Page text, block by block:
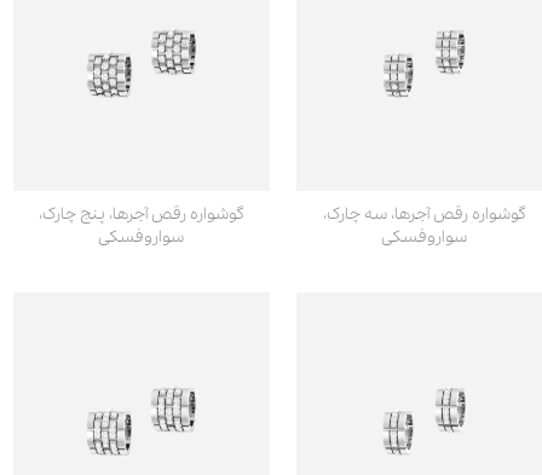
گوشواره رقص آجرها، سه چارک،
سواروفسکی
گوشواره رقص آجرها، پنج چارک،
سواروفسکی